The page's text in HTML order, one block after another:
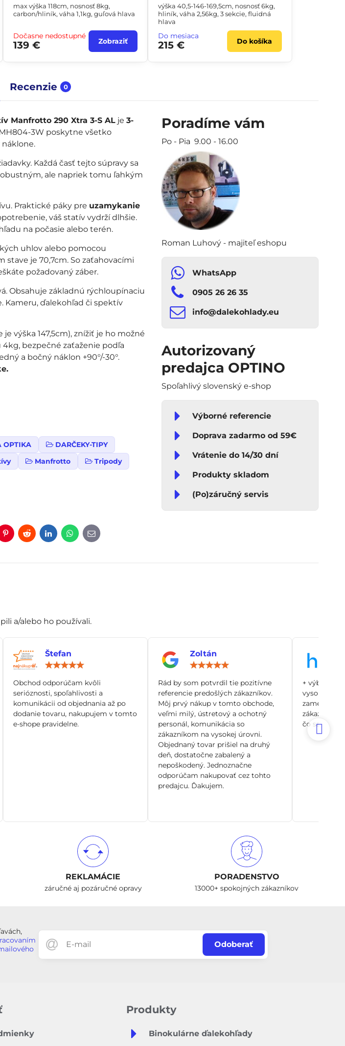
Recenzie 0
Manfrotto 290 Xtra 3-S ALje 3-
3W poskytne všetko
Každá časť tejto súpravy sa
ale napriek tomu ľahkým
Praktické páky pre uzamykanie
váš statív vydrží dlhšie.
na počasie alebo terén.
uhlov alebo pomocou
je 70,7cm. So zaťahovacími
požadovaný záber.
Obsahuje základnú rýchloupínaciu
Kameru, ďalekohľad či spektív
výška 147,5cm), znížiť je ho možné
bezpečné zaťaženie podľa
a bočný náklon +90°/-30°.
OPTIKA
DARČEKY-TIPY
Manfrotto Tripody
Poradíme vám
Po - Pia 9.00 - 16.00
Roman Luhový - majiteľ eshopu
WhatsApp
0905 26 26 35
info​​@dalekohlady​​.eu
Autorizovaný
predajca OPTINO
Spoľahlivý slovenský e-shop
Výborné referencie
Doprava zadarmo od 59€
Vrátenie do 14/30 dní
Produkty skladom
(Po)záručný servis
Pinterest
RedditLinkedInWhatsApp
E-
mail
max výška 118cm, nosnosť 8kg,
carbon/hliník, váha 1,1kg, guľová hlava
Dočasne nedostupné
139 € Zobraziť
výška 40,5-146-169,5cm, nosnosť 6kg,
hliník, váha 2,56kg, 3 sekcie, fluidná
hlava
Do mesiaca
215 € Do košíka
a/alebo ho používali.
Štefan
Obchod odporúčam kvôli
serióznosti, spoľahlivosti a
komunikácii od objednania až po
dodanie tovaru, nakupujem v tomto
e-shope pravidelne.
Zoltán
/
5
Rád by som potvrdil tie pozitívne
referencie predošlých zákazníkov.
Môj prvý nákup v tomto obchode,
veľmi milý, ústretový a ochotný
personál, komunikácia so
zákazníkom na vysokej úrovni.
Objednaný tovar prišiel na druhý
deň, dostatočne zabalený a
nepoškodený. Jednoznačne
odporúčam nakupovať cez tohto
predajcu. Ďakujem.
+ výborný
vysoko
zamerané
zákazníka,
čo sa dá.
REKLAMÁCIE
záručné aj pozáručné opravy
PORADENSTVO
13000+ spokojných zákazníkov
Odoberať
Produkty
Binokulárne ďalekohľady